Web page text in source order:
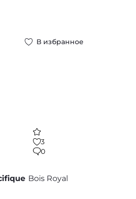
В избранное
3
0
Bois Royal